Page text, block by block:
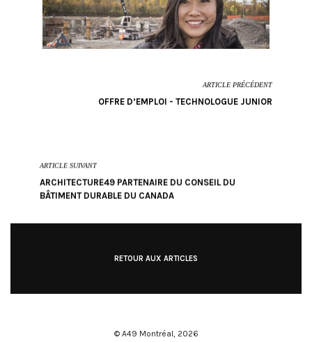
ARTICLE PRÉCÉDENT
OFFRE D’EMPLOI - TECHNOLOGUE JUNIOR
ARTICLE SUIVANT
ARCHITECTURE49 PARTENAIRE DU CONSEIL DU
BÂTIMENT DURABLE DU CANADA
RETOUR AUX ARTICLES
© A49 Montréal, 2026